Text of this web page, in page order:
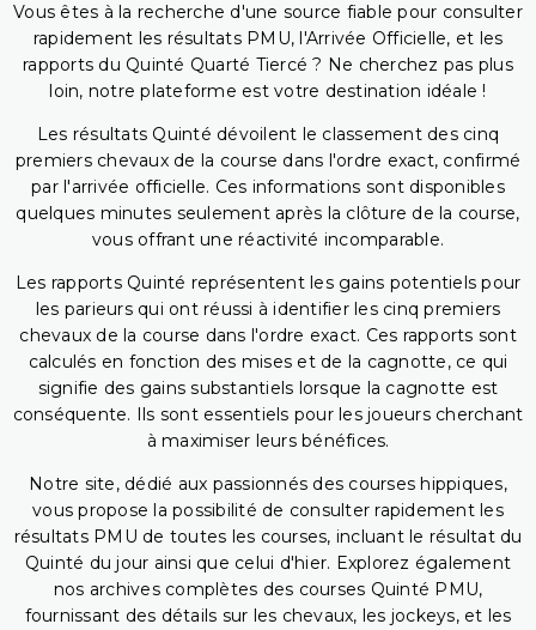
Vous êtes à la recherche d'une source fiable pour consulter
rapidement les résultats PMU, l'Arrivée Officielle, et les
rapports du Quinté Quarté Tiercé ? Ne cherchez pas plus
loin, notre plateforme est votre destination idéale !
Les résultats Quinté dévoilent le classement des cinq
premiers chevaux de la course dans l'ordre exact, confirmé
par l'arrivée officielle. Ces informations sont disponibles
quelques minutes seulement après la clôture de la course,
vous offrant une réactivité incomparable.
Les rapports Quinté représentent les gains potentiels pour
les parieurs qui ont réussi à identifier les cinq premiers
chevaux de la course dans l'ordre exact. Ces rapports sont
calculés en fonction des mises et de la cagnotte, ce qui
signifie des gains substantiels lorsque la cagnotte est
conséquente. Ils sont essentiels pour les joueurs cherchant
à maximiser leurs bénéfices.
Notre site, dédié aux passionnés des courses hippiques,
vous propose la possibilité de consulter rapidement les
résultats PMU de toutes les courses, incluant le résultat du
Quinté du jour ainsi que celui d'hier. Explorez également
nos archives complètes des courses Quinté PMU,
fournissant des détails sur les chevaux, les jockeys, et les